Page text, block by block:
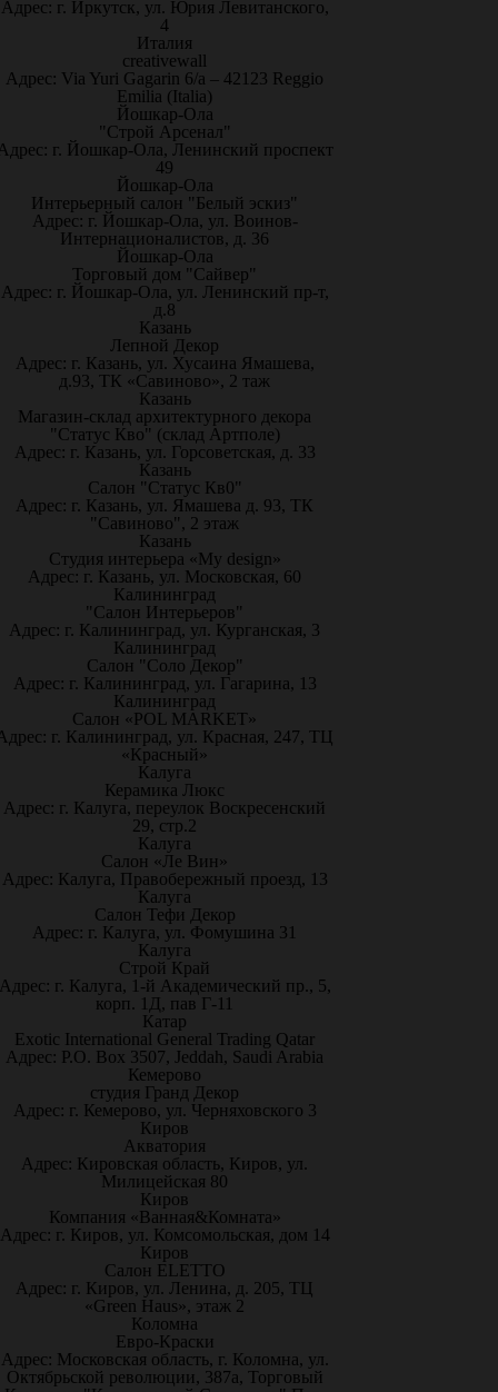
Адрес: г. Иркутск, ул. Юрия Левитанского,
4
Италия
creativewall
Адрес: Via Yuri Gagarin 6/a – 42123 Reggio
Emilia (Italia)
Йошкар-Ола
"Строй Арсенал"
г. Йошкар-Ола, Ленинский проспект
49
Йошкар-Ола
Интерьерный салон "Белый эскиз"
Адрес: г. Йошкар-Ола, ул. Воинов-
Интернационалистов, д. 36
Йошкар-Ола
Торговый дом "Сайвер"
Адрес: г. Йошкар-Ола, ул. Ленинский пр-т,
д.8
Казань
Лепной Декор
Адрес: г. Казань, ул. Хусаина Ямашева,
д.93, ТК «Савиново», 2 таж
Казань
Магазин-склад архитектурного декора
"Статус Кво" (склад Артполе)
Адрес: г. Казань, ул. Горсоветская, д. 33
Казань
Салон "Статус Кв0"
Адрес: г. Казань, ул. Ямашева д. 93, ТК
"Савиново", 2 этаж
Казань
Студия интерьера «My design»
Адрес: г. Казань, ул. Московская, 60
Калининград
"Салон Интерьеров"
Адрес: г. Калининград, ул. Курганская, 3
Калининград
Салон "Соло Декор"
Адрес: г. Калининград, ул. Гагарина, 13
Калининград
Салон «POL MARKET»
г. Калининград, ул. Красная, 247, ТЦ
«Красный»
Калуга
Керамика Люкс
Адрес: г. Калуга, переулок Воскресенский
29, стр.2
Калуга
Салон «Ле Вин»
Адрес: Калуга, Правобережный проезд, 13
Калуга
Салон Тефи Декор
Адрес: г. Калуга, ул. Фомушина 31
Калуга
Строй Край
г. Калуга, 1-й Академический пр., 5,
корп. 1Д, пав Г-11
Катар
Exotic International General Trading Qatar
Адрес: P.O. Box 3507, Jeddah, Saudi Arabia
Кемерово
студия Гранд Декор
Адрес: г. Кемерово, ул. Черняховского 3
Киров
Акватория
Адрес: Кировская область, Киров, ул.
Милицейская 80
Киров
Компания «Ванная&Комната»
Адрес: г. Киров, ул. Комсомольская, дом 14
Киров
Салон ELETTO
Адрес: г. Киров, ул. Ленина, д. 205, ТЦ
«Green Haus», этаж 2
Коломна
Евро-Краски
Адрес: Московская область, г. Коломна, ул.
Октябрьской революции, 387а, Торговый